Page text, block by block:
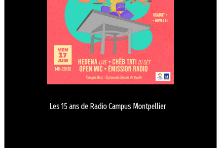
Les 15 ans de Radio Campus Montpellier